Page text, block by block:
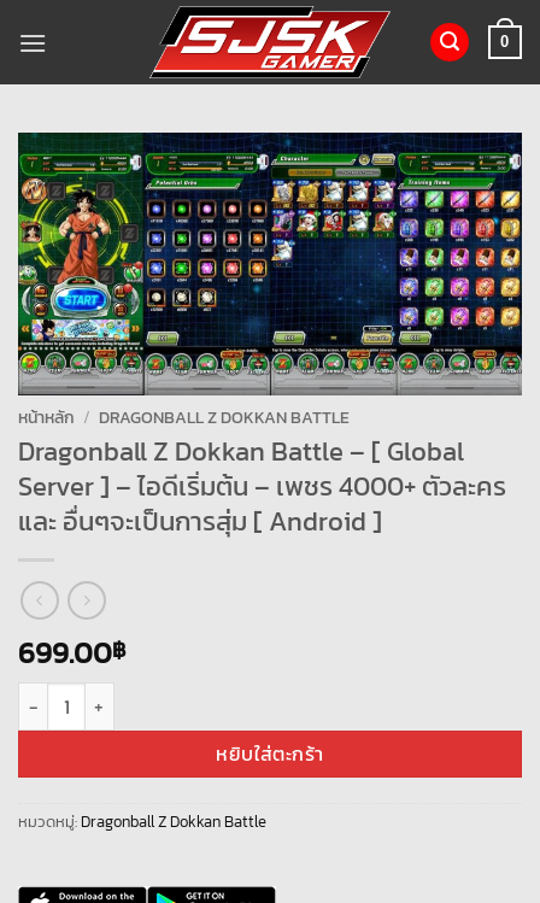
0
หน้าหลัก / DRAGONBALL Z DOKKAN BATTLE
Dragonball Z Dokkan Battle – [ Global
Server ] – ไอดีเริ่มต้น – เพชร 4000+ ตัวละคร
และ อื่นๆจะเป็นการสุ่ม [ Android ]
699.00฿
จำนวน Dragonball Z Dokkan Battle – [ Global Server ] – ไอดีเริ่มต้น -
หยิบใส่ตะกร้า
หมวดหมู่: Dragonball Z Dokkan Battle